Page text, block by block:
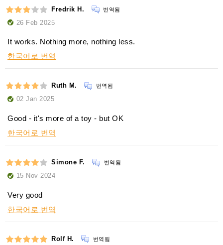
Fredrik H. 번역됨
26 Feb 2025
It works. Nothing more, nothing less.
한국어로 번역
Ruth M. 번역됨
02 Jan 2025
Good - it's more of a toy - but OK
한국어로 번역
Simone F. 번역됨
15 Nov 2024
Very good
한국어로 번역
Rolf H. 번역됨